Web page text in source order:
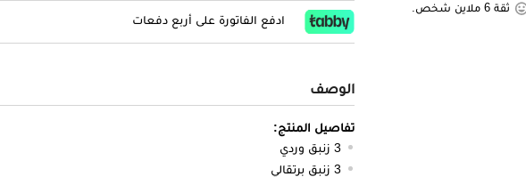
ثقة 6 ملاين شخص.
ادفع الفاتورة على أربع دفعات
الوصف
تفاصيل المنتج:
3 زنبق وردي
3 زنبق برتقالي